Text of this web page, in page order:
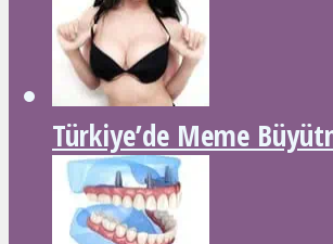
Türkiye’de Meme